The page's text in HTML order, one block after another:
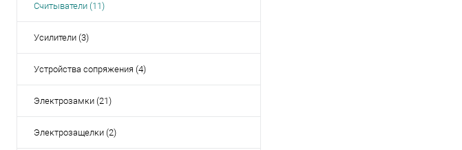
Считыватели (11)
Усилители (3)
Устройства сопряжения (4)
Электрозамки (21)
Электрозащелки (2)